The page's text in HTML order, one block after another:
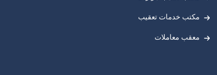
مكتب خدمات تعقيب
معقب معاملات